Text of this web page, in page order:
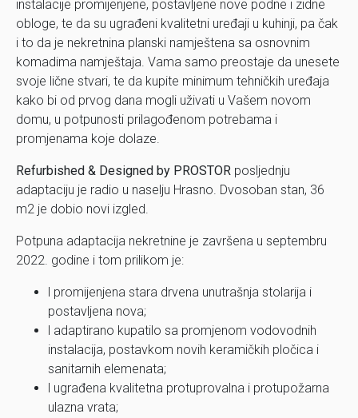
instalacije promijenjene, postavljene nove podne i zidne
obloge, te da su ugrađeni kvalitetni uređaji u kuhinji, pa čak
i to da je nekretnina planski namještena sa osnovnim
komadima namještaja. Vama samo preostaje da unesete
svoje lične stvari, te da kupite minimum tehničkih uređaja
kako bi od prvog dana mogli uživati u Vašem novom
domu, u potpunosti prilagođenom potrebama i
promjenama koje dolaze.
Refurbished & Designed by PROSTOR posljednju
adaptaciju je radio u naselju Hrasno. Dvosoban stan, 36
m2 je dobio novi izgled.
Potpuna adaptacija nekretnine je završena u septembru
2022. godine i tom prilikom je:
l promijenjena stara drvena unutrašnja stolarija i
postavljena nova;
l adaptirano kupatilo sa promjenom vodovodnih
instalacija, postavkom novih keramičkih pločica i
sanitarnih elemenata;
l ugrađena kvalitetna protuprovalna i protupožarna
ulazna vrata;